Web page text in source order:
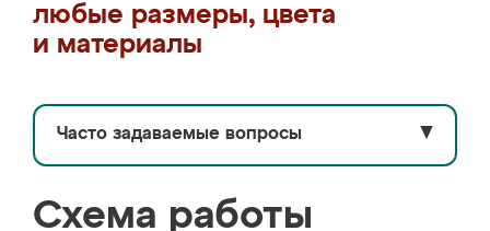
любые размеры, цвета
и материалы
Часто задаваемые вопросы ▼
Схема работы